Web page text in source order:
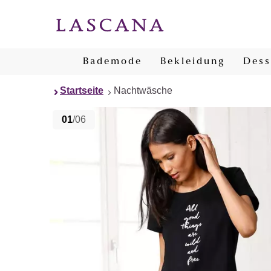
Bademode Bekleidung
Startseite Nachtwäsche
01/06